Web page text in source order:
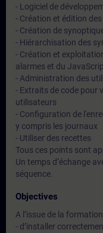
- Logiciel de
- Création et édition
- Création de
- Hiérarchisation des
- Création et
alarmes et du
- Administration des
- Extraits de code pour
utilisateurs
- Configuration de
y compris les journaux
- Utiliser des recettes
Tous ces points sont
Un temps d’échange
séquence.
Objectives
A l’issue de la
- d’installer